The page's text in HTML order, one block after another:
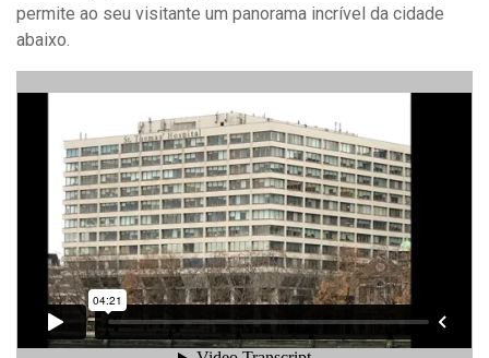
permite ao seu visitante um panorama incrível da cidade
abaixo.